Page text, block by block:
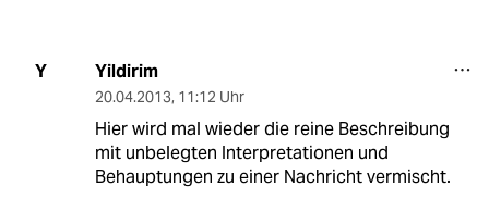
Y Yildirim
20.04.2013, 11:12 Uhr
Hier wird mal wieder die reine Beschreibung
mit unbelegten Interpretationen und
Behauptungen zu einer Nachricht vermischt.